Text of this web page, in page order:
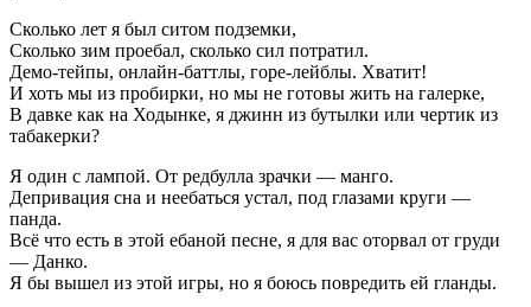
Сколько лет я был ситом подземки,
Сколько зим проебал, сколько сил потратил.
Демо-тейпы, онлайн-баттлы, горе-лейблы. Хватит!
И хоть мы из пробирки, но мы не готовы жить на галерке,
В давке как на Ходынке, я джинн из бутылки или чертик из
табакерки?
Я один с лампой. От редбулла зрачки — манго.
Депривация сна и неебаться устал, под глазами круги —
панда.
Всё что есть в этой ебаной песне, я для вас оторвал от груди
— Данко.
Я бы вышел из этой игры, но я боюсь повредить ей гланды.